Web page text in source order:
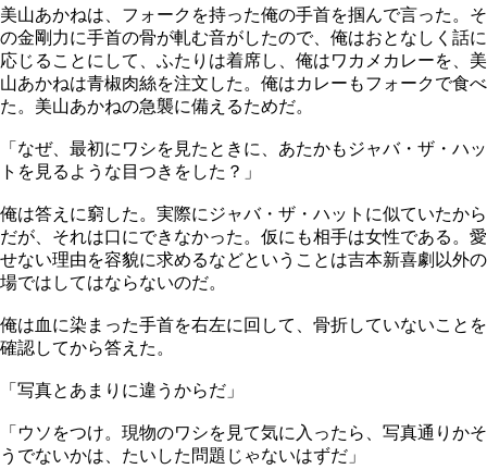
美山あかねは、フォークを持った俺の手首を掴んで言った。そ
の金剛力に手首の骨が軋む音がしたので、俺はおとなしく話に
応じることにして、ふたりは着席し、俺はワカメカレーを、美
山あかねは青椒肉絲を注文した。俺はカレーもフォークで食べ
た。美山あかねの急襲に備えるためだ。
「なぜ、最初にワシを見たときに、あたかもジャバ・ザ・ハッ
トを見るような目つきをした？」
俺は答えに窮した。実際にジャバ・ザ・ハットに似ていたから
だが、それは口にできなかった。仮にも相手は女性である。愛
せない理由を容貌に求めるなどということは吉本新喜劇以外の
場ではしてはならないのだ。
俺は血に染まった手首を右左に回して、骨折していないことを
確認してから答えた。
「写真とあまりに違うからだ」
「ウソをつけ。現物のワシを見て気に入ったら、写真通りかそ
うでないかは、たいした問題じゃないはずだ」